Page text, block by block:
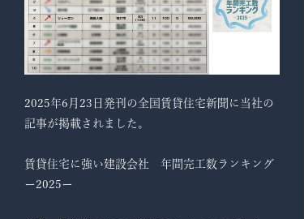
2025年6月23日発刊の全国賃貸住宅新聞に当社の
記事が掲載されました。
賃貸住宅に強い建設会社 年間完工数ランキング
ー2025ー